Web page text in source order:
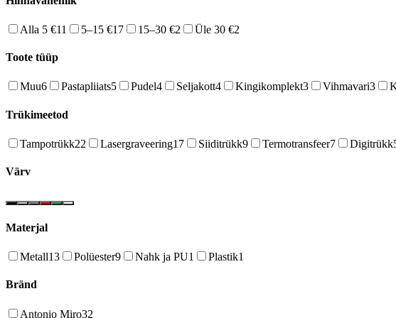
Alla 5 €11 5–15 €17 15–30 €2 Üle 30 €2
Toote tüüp
Muu6 Pastapliiats5 Pudel4 Seljakott4 Kingikomplekt3 Vihmavari3
Trükimeetod
Tampotrükk22 Lasergraveering17 Siiditrükk9 Termotransfeer7 Digitrükk
Värv
Materjal
Metall13 Polüester9 Nahk ja PU1 Plastik1
Bränd
Antonio Miro32